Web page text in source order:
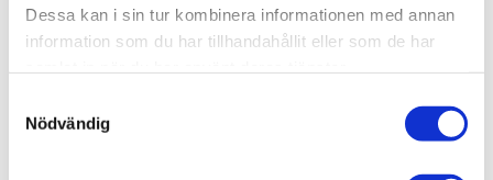
Dessa kan i sin tur kombinera informationen med annan
information som du har tillhandahållit eller som de har
Nödvändig